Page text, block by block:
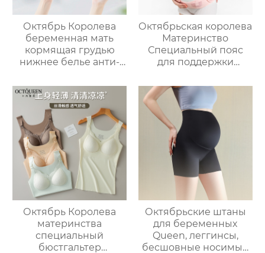
Октябрь Королева
беременная мать
кормящая грудью
нижнее белье анти-
собрались
послеродовой
грудное
вскармливание
большая грудь
показать небольшой
полная чашка грудное
вскармливание
тонкий бюстгальтер
материнства
Октябрьская королева
Материнство
Специальный пояс
для поддержки
Пояс для поддержки
живота Беременность
Пояс для талии
Перетягивающий
пояс Беременность
Пояс для защиты
живота Ранняя защита
Сохранение плода
Октябрь Королева
материнства
специальный
бюстгальтер
Октябрьские штаны
для беременных
Queen, леггинсы,
бесшовные носимые